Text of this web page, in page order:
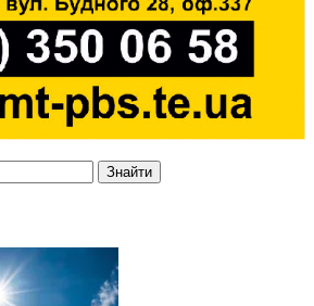
Знайти